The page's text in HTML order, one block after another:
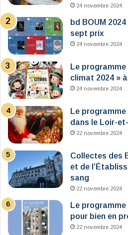
24 novembre 2024
bd BOUM
sept prix
24 novembre 2024
Le
climat 2024 »
24 novembre 2024
Le programme
dans le Loir-
22 novembre 2024
Collectes des
et de
sang
22 novembre 2024
Le programme
pour bien en
22 novembre 2024